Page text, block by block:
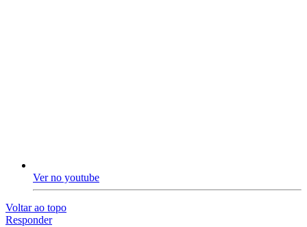
Ver no youtube
Voltar ao topo
Responder